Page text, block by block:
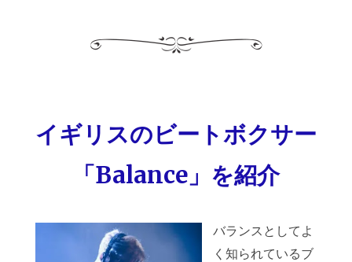
イギリスのビートボクサー
「Balance」を紹介
バランスとしてよ
く知られているブ